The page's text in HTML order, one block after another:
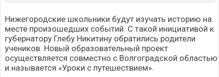
Нижегородские школьники будут изучать историю на
месте произошедших событий. С такой инициативой к
губернатору Глебу Никитину обратились родители
учеников. Новый образовательный проект
осуществляется совместно с Волгоградской областью
и называется «Уроки с путешествием».